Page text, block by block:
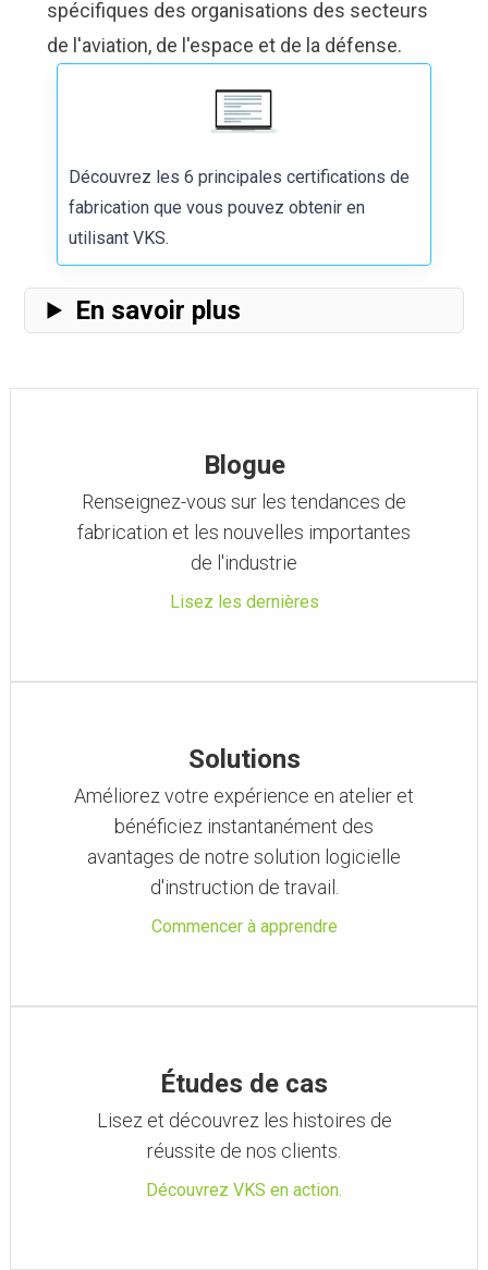
spécifiques des organisations des secteurs
de l'aviation, de l'espace et de la défense.
Découvrez les 6 principales certifications de
fabricationque vous pouvez obtenir en
utilisant VKS.
En savoir plus
Blogue
Renseignez-vous sur les tendances de
fabrication et les nouvelles importantes
de l'industrie
Lisez les dernières
Solutions
Améliorez votre expérience en atelier et
bénéficiez instantanément des
avantages de notre solution logicielle
d'instruction de travail.
Commencer à apprendre
Études de cas
Lisez et découvrez les histoires de
réussite de nos clients.
Découvrez VKS en action.